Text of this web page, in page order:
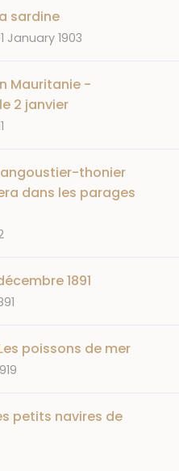
sardine
January 1903
Mauritanie -
2 janvier
thonier
dans les parages
1891
poissons de mer
petits navires de